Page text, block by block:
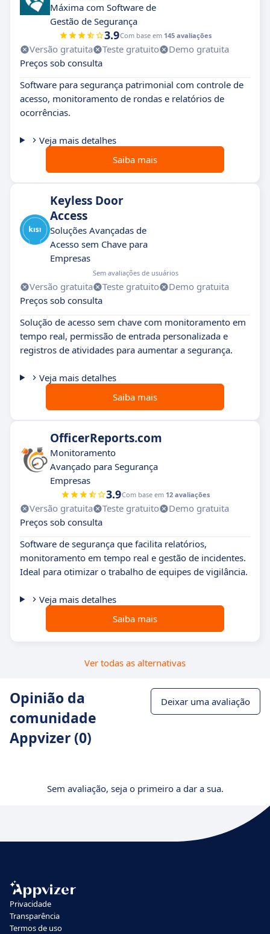
Máxima com Software de
Gestão de Segurança
3.9Com base em 145 avaliações
Versão gratuita Teste gratuito
Demo gratuita
Preços sob consulta
Software para segurança patrimonial com controle de
acesso, monitoramento de rondas e relatórios de
ocorrências.
Veja mais detalhes
Saiba mais
Keyless Door
Access
Soluções Avançadas de
Acesso sem Chave para
Empresas
Sem avaliações de usuários
Versão gratuita Teste gratuito
Demo gratuita
Preços sob consulta
Solução de acesso sem chave com monitoramento em
tempo real, permissão de entrada personalizada e
registros de atividades para aumentar a segurança.
Veja mais detalhes
Saiba mais
OfficerReports.com
Monitoramento
Avançado para Segurança
Empresas
3.9Com base em 12 avaliações
Versão gratuita Teste gratuito
Demo gratuita
Preços sob consulta
Software de segurança que facilita relatórios,
monitoramento em tempo real e gestão de incidentes.
Ideal para otimizar o trabalho de equipes de vigilância.
Veja mais detalhes
Saiba mais
Ver todas as alternativas
Opinião da
comunidade
Appvizer (0)
Deixar uma avaliação
Sem avaliação, seja o primeiro a dar a sua.
Privacidade
Transparência
Termos de uso